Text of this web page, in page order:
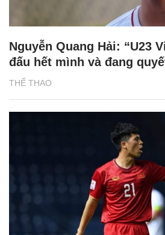
THỂ THAO
Nguyễn Quang Hải: “U23
đấu hết mình và đang